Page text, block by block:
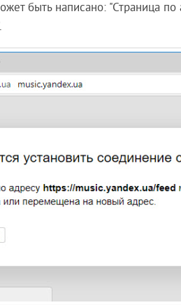
быть написано: "Страница